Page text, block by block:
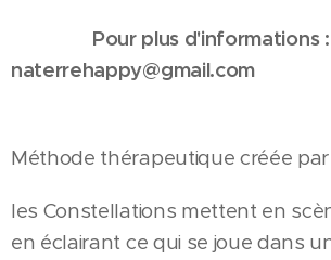
Pour plus d'informations :
naterrehappy@gmail.com
Méthode thérapeutique créée
les Constellations mettent en
en éclairant ce qui se joue dans